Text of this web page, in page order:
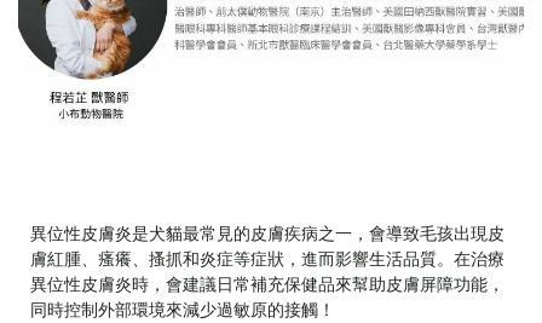
異位性皮膚炎是犬貓最常見的皮膚疾病之一，會導致毛孩出現皮
膚紅腫、瘙癢、搔抓和炎症等症狀，進而影響生活品質。在治療
異位性皮膚炎時，會建議日常補充保健品來幫助皮膚屏障功能，
同時控制外部環境來減少過敏原的接觸！